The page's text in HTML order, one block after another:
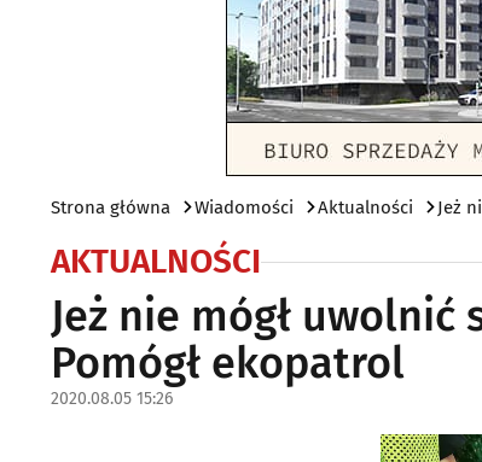
Strona główna Wiadomości Aktualności Jeż
AKTUALNOŚCI
Jeż nie mógł uwolnić
Pomógł ekopatrol
2020.08.05 15:26